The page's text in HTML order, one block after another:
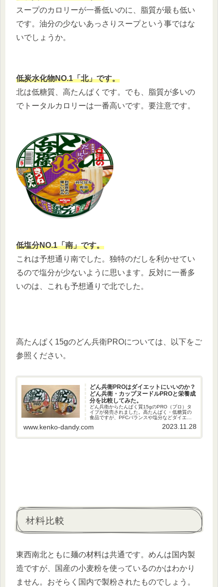
スープのカロリーが一番低いのに、脂質が最も低い
です。油分の少ないあっさりスープという事ではな
いでしょうか。
低炭水化物NO.1「北」です。
北は低糖質、高たんぱくです。でも、脂質が多いの
でトータルカロリーは一番高いです。要注意です。
低塩分NO.1「南」です。
これは予想通り南でした。独特のだしを利かせてい
るので塩分が少ないように思います。反対に一番多
いのは、これも予想通りで北でした。
高たんぱく15gのどん兵衛PROについては、以下をご
参照ください。
どん兵衛PROはダイエットにいいのか？
どん兵衛・カップヌードルPROと栄養成
分を比較してみた。
どん兵衛からたんぱく質15gのPRO（プロ）タ
イプが発売されました。高たんぱく・低糖質の
食品ですが、PFCバランスや塩分などダイエッ
普通のどん兵衛やカップヌードルPROと比較し
www.kenko-dandy.com 2023.11.28
材料比較
東西南北ともに麺の材料は共通です。めんは国内製
造ですが、国産の小麦粉を使っているのかはわかり
ません。おそらく国内で製粉されたものでしょう。